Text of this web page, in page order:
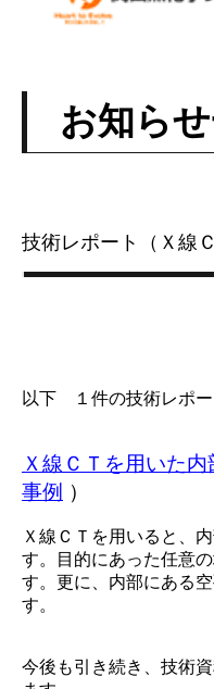
お知ら
技術レポート（Ｘ線
以下 １件の技術レポー
Ｘ線ＣＴを用いた内
事例 ）
Ｘ線ＣＴを用いると、
す。目的にあった任意
す。更に、内部にある
す。
今後も引き続き、技術